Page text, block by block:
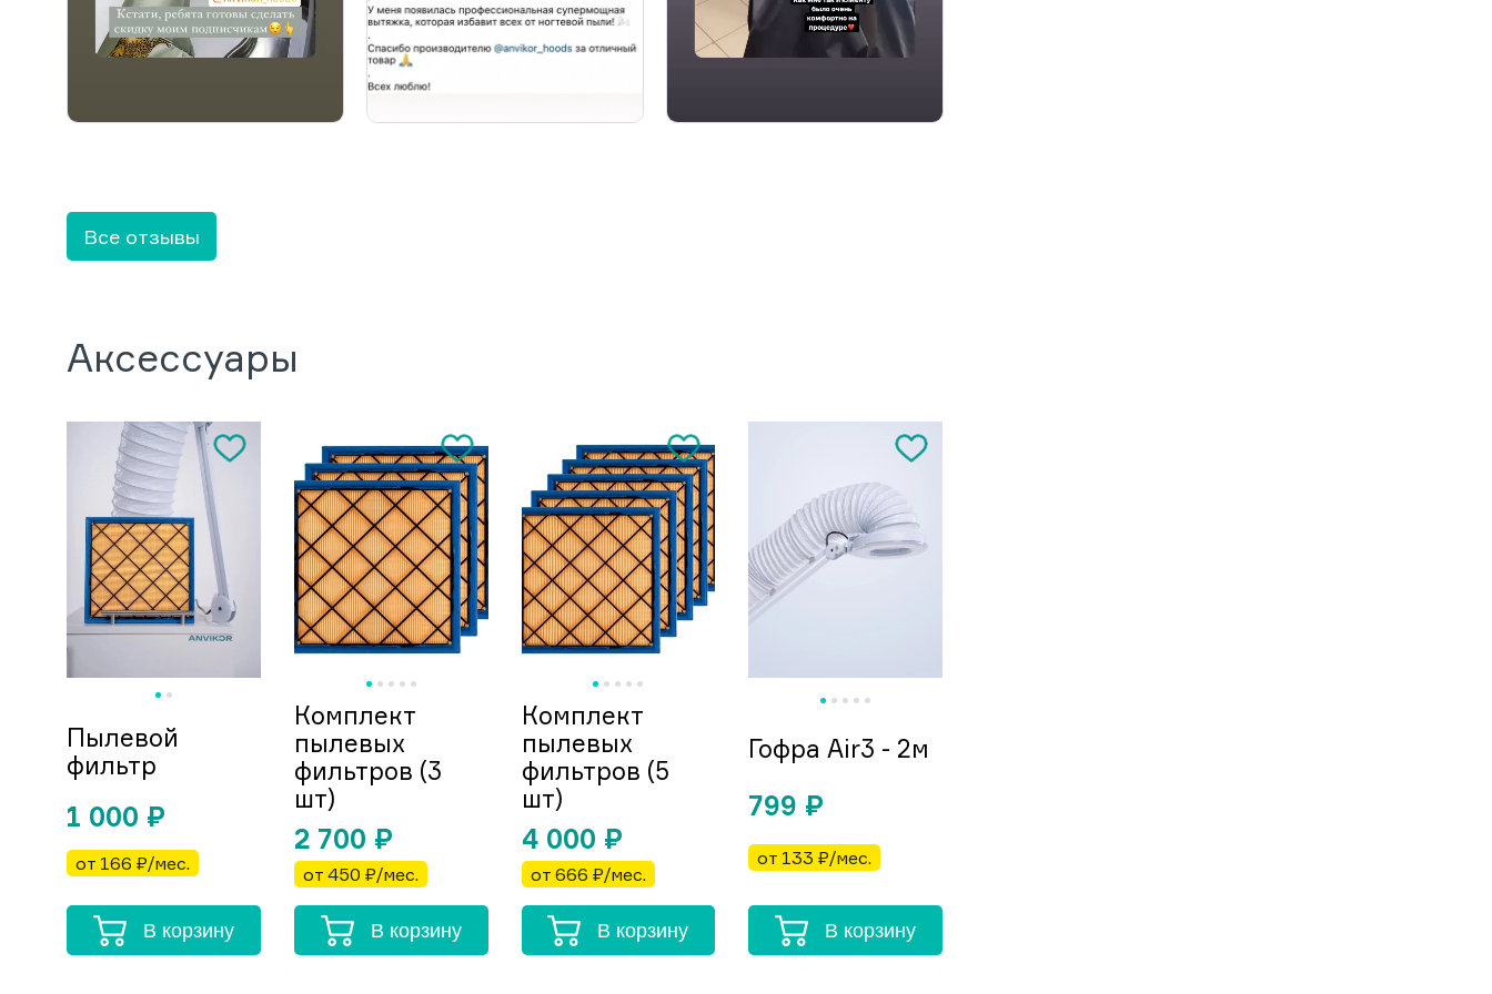
Все отзывы
Аксессуары
Пылевой
фильтр
1 000 ₽
от 166 ₽/мес.
В корзину
Комплект
пылевых
фильтров (3
шт)
2 700 ₽
от 450 ₽/мес.
В корзину
Комплект
пылевых
фильтров (5
шт)
4 000 ₽
от 666 ₽/мес.
В корзину
Гофра Air3 - 2м
799 ₽
от 133 ₽/мес.
В корзину